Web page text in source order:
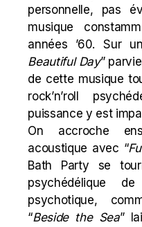
personnelle, pas
musique
années ’60. Sur
Beautiful Day”
de cette musique
rock’n’roll
puissance y est
On accroche
acoustique avec “
Bath Party se
psychédélique
psychotique,
“Beside the Sea”